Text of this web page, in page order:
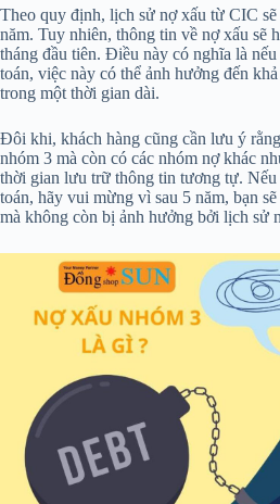
Theo quy định, lịch sử nợ xấu từ CIC
năm. Tuy nhiên, thông tin về nợ xấu sẽ
tháng đầu tiên. Điều này có nghĩa là
toán, việc này có thể ảnh hưởng đến
trong một thời gian dài.
Đôi khi, khách hàng cũng cần lưu ý
nhóm 3 mà còn có các nhóm nợ khác
thời gian lưu trữ thông tin tương tự. Nếu
toán, hãy vui mừng vì sau 5 năm, bạn
mà không còn bị ảnh hưởng bởi lịch sử